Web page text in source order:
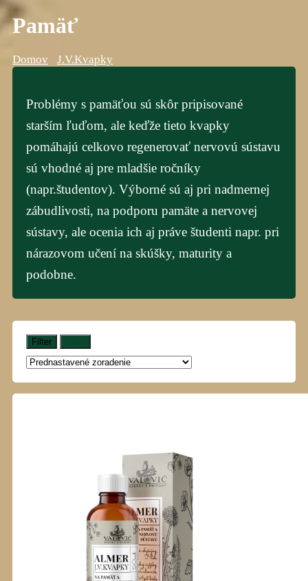
Pamäť
Domov J.V.Kvapky
Problémy s pamäťou sú skôr pripisované
starším ľuďom, ale keďže tieto kvapky
pomáhajú celkovo regenerovať nervovú sústavu
sú vhodné aj pre mladšie ročníky
(napr.študentov). Výborné sú aj pri nadmernej
zábudlivosti, na podporu pamäte a nervovej
sústavy, ale ocenia ich aj práve študenti napr. pri
nárazovom učení na skúšky, maturity a
podobne.
Filter